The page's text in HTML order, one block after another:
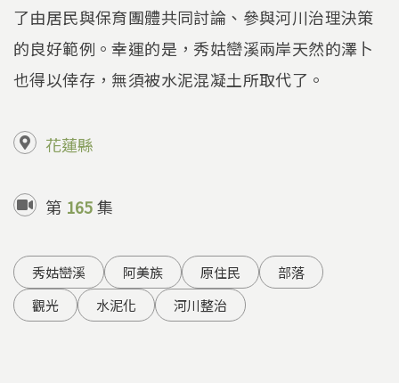
了由居民與保育團體共同討論、參與河川治理決策
的良好範例。幸運的是，秀姑巒溪兩岸天然的澤卜
也得以倖存，無須被水泥混凝土所取代了。
花蓮縣
第 165集
秀姑巒溪 阿美族 原住民
部落
觀光
水泥化 河川整治